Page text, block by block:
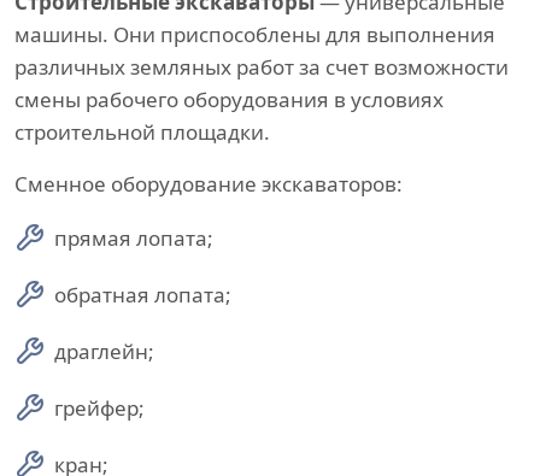
машины. Они приспособлены для выполнения
различных земляных работ за счет возможности
смены рабочего оборудования в условиях
строительной площадки.
Сменное оборудование экскаваторов:
прямая лопата;
обратная лопата;
драглейн;
грейфер;
кран;